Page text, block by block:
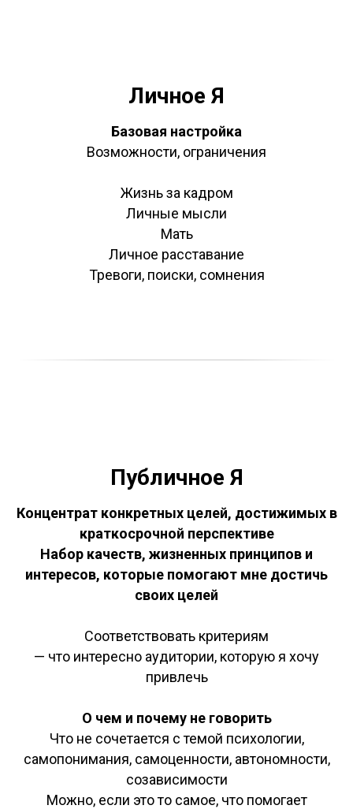
Личное Я
Базовая настройка
Возможности, ограничения
Жизнь за кадром
Личные мысли
Мать
Личное расставание
Тревоги, поиски, сомнения
Публичное Я
Концентрат конкретных целей, достижимых в
краткосрочной перспективе
Набор качеств, жизненных принципов и
интересов, которые помогают мне достичь
своих целей
Соответствовать критериям
— что интересно аудитории, которую я хочу
привлечь
О чем и почему не говорить
Что не сочетается с темой психологии,
самопонимания, самоценности, автономности,
созависимости
Можно, если это то самое, что помогает